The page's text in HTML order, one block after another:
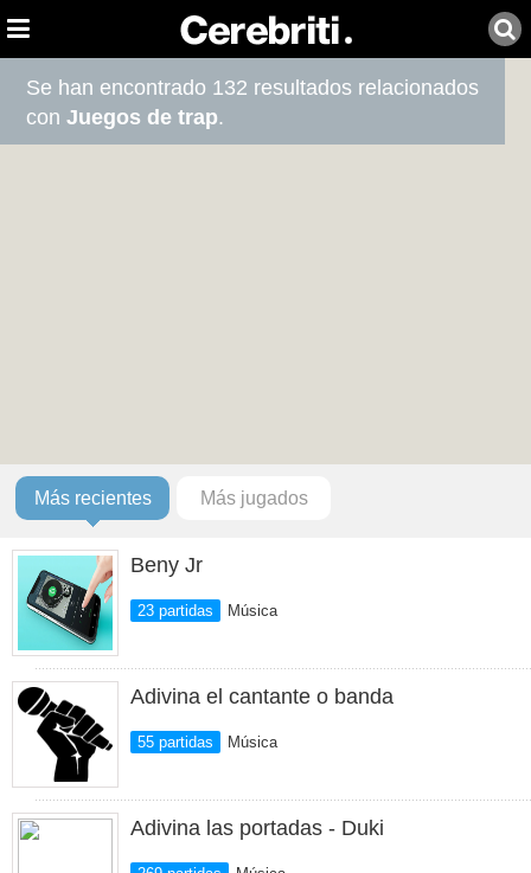
Se han encontrado 132 resultados relacionados
conJuegos de trap.
Más recientes Más jugados
Beny Jr
23 partidas Música
Adivina el cantante o banda
55 partidas Música
Adivina las portadas - Duki